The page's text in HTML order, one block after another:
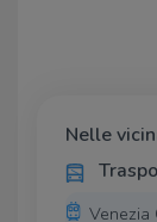
ognuno
soggiorno,
matrimoniali,
secondo
composto da
Nelle
Venezia